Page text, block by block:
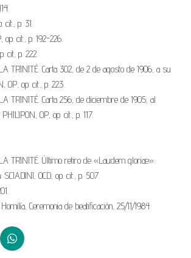
cit., p. 31.
op. cit., p. 192-226.
cit, p. 222.
TRINITÉ. Carta 302, de 2 de agosto de 1906, a su
OP, op. cit., p. 223.
TRINITÉ. Carta 256, de diciembre de 1905, al
OP, op. cit., p. 117.
TRINITÉ. Último retiro de «Laudem gloriæ».
OCD, op. cit., p. 507.
Ceremonia de beatificación, 25/11/1984